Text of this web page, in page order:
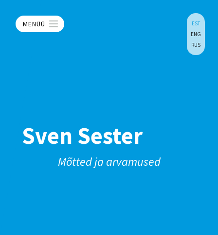
MENÜÜ
EST
ENG
RUS
Sven Sester
Mõtted ja arvamused